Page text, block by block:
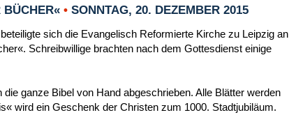
BÜCHER« • SONNTAG, 20. DEZEMBER 2015
sich die Evangelisch Reformierte Kirche zu Leipzig an
Schreibwillige brachten nach dem Gottesdienst einige
ganze Bibel von Hand abgeschrieben. Alle Blätter werden
wird ein Geschenk der Christen zum 1000. Stadtjubiläum.